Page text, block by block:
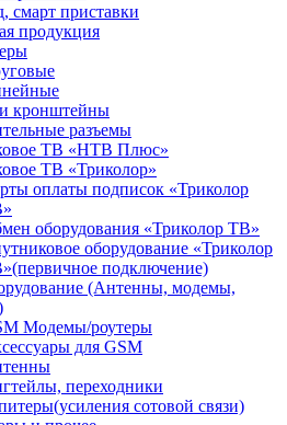
смарт приставки
продукция
кронштейны
разъемы
ТВ «НТВ Плюс»
ТВ «Триколор»
оплаты подписок «Триколор
оборудования «Триколор ТВ»
оборудование «Триколор
подключение)
(Антенны, модемы,
Модемы/роутеры
для GSM
переходники
сотовой связи)